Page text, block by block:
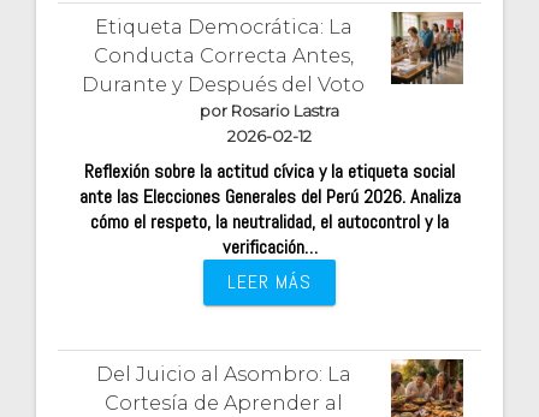
Etiqueta Democrática: La
Conducta Correcta Antes,
Durante y Después del Voto
por Rosario Lastra
2026-02-12
Reflexión sobre la actitud cívica y la etiqueta social
ante las Elecciones Generales del Perú 2026. Analiza
cómo el respeto, la neutralidad, el autocontrol y la
verificación…
LEER MÁS
Del Juicio al Asombro: La
Cortesía de Aprender al